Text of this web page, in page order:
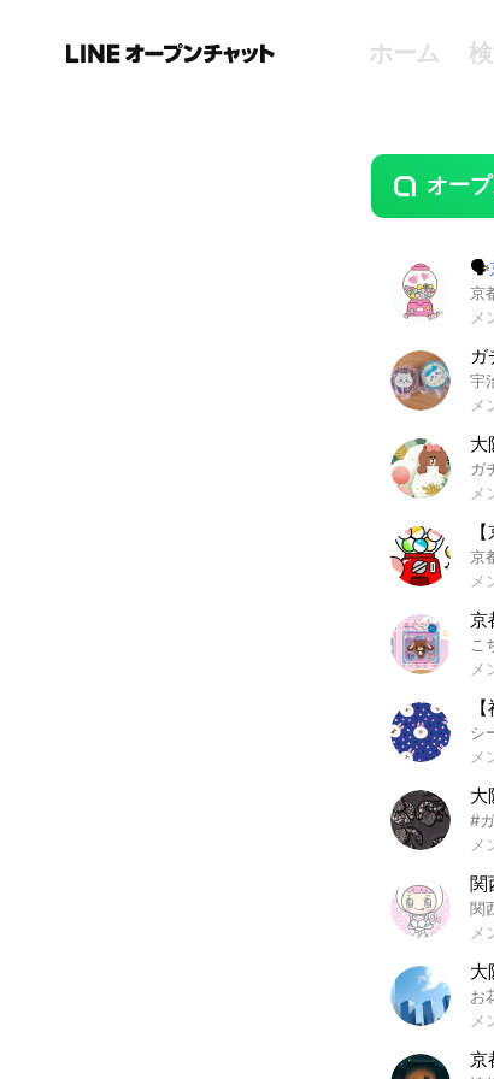
ホーム
オー
🗣️
メ
ガ
メ
大
メ
メ
メ
メ
大
#
メ
関
メ
メ
京